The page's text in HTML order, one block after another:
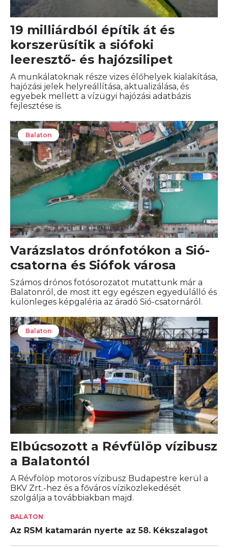
19 milliárdból építik át és
korszerüsítik a siófoki
leeresztő- és hajózsilipet
A munkálatoknak része vizes élőhelyek kialakítása,
hajózási jelek helyreállítása, aktualizálása, és
egyebek mellett a vízügyi hajózási adatbázis
fejlesztése is.
Balaton
Varázslatos drónfotókon a Sió-
csatorna és Siófok városa
Számos drónos fotósorozatot mutattunk már a
Balatonról, de most itt egy egészen egyedülálló és
különleges képgaléria az áradó Sió-csatornáról.
Balaton
Elbúcsozott a Révfülöp vízibusz
a Balatontól
A Révfölöp motoros vízibusz Budapestre kerül a
BKV Zrt.-hez és a főváros víziközlekedését
szolgálja a továbbiakban majd.
BALATON
Az RSM katamarán nyerte az 58. Kékszalagot